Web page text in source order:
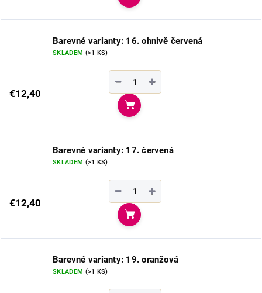
Do košíka
Barevné varianty: 16. ohnivě červená
SKLADEM (>1 KS)
€12,40
+
−
Do košíka
Barevné varianty: 17. červená
SKLADEM (>1 KS)
€12,40
+
−
Do košíka
Barevné varianty: 19. oranžová
SKLADEM (>1 KS)